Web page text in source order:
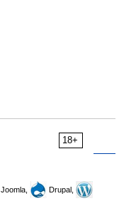
18+
Joomla,
Drupal,